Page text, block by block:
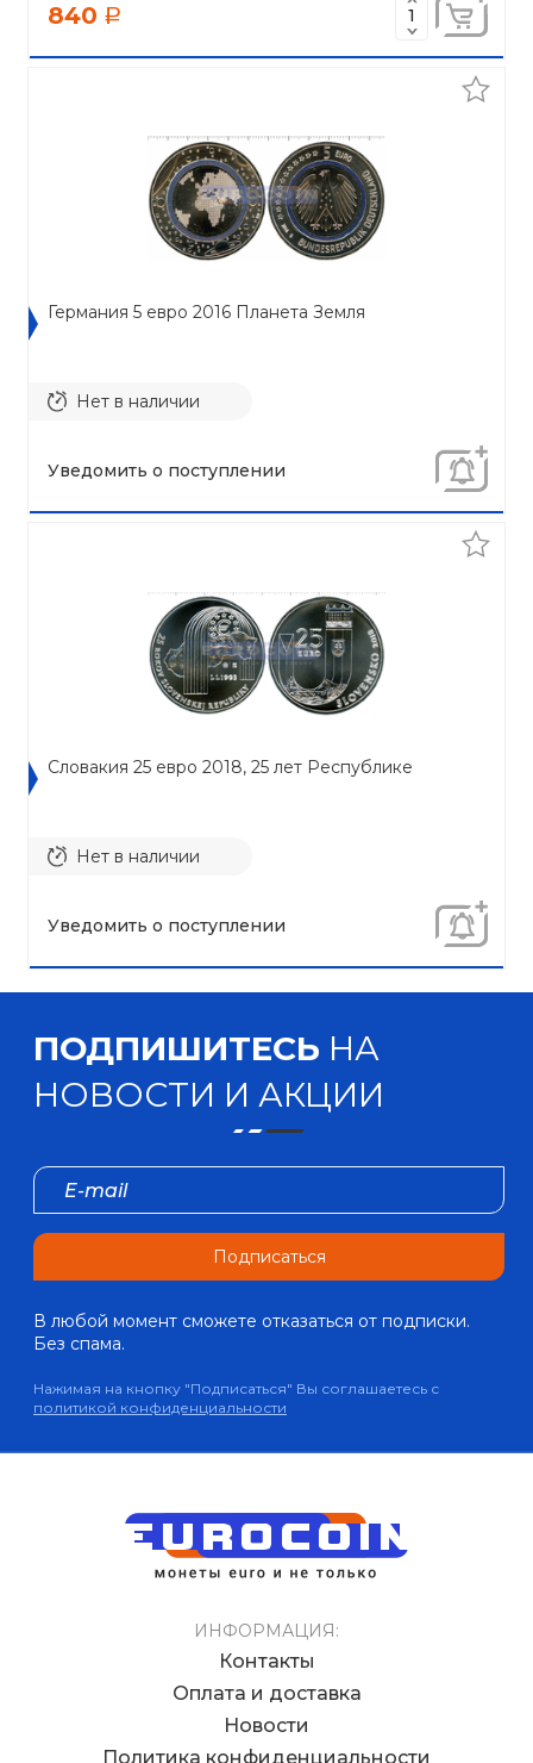
840 a
Германия 5 евро 2016 Планета Земля
Нет в наличии
Уведомить о поступлении
Словакия 25 евро 2018, 25 лет Республике
Нет в наличии
Уведомить о поступлении
ПОДПИШИТЕСЬ НА
НОВОСТИ И АКЦИИ
Подписаться
В любой момент сможете отказаться от подписки.
Без спама.
Нажимая на кнопку "Подписаться" Вы соглашаетесь с
политикой конфиденциальности
ИНФОРМАЦИЯ:
Контакты
Оплата и доставка
Новости
Политика конфиденциальности